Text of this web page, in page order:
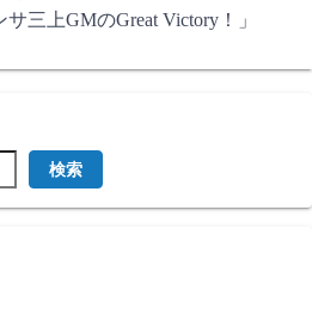
三上GMのGreat Victory！」
検索